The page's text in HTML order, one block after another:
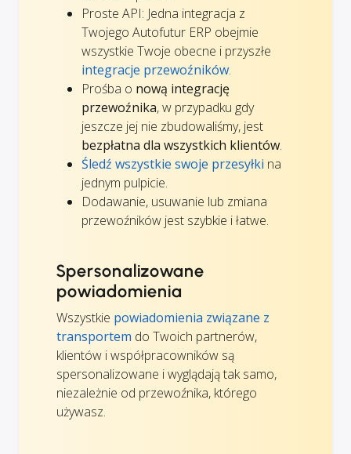
Proste API: Jedna integracja z
Twojego Autofutur ERP obejmie
wszystkie Twoje obecne i przyszłe
integracje przewoźników.
Prośba o nową integrację
przewoźnika, w przypadku gdy
jeszcze jej nie zbudowaliśmy, jest
bezpłatna dla wszystkich klientów.
Śledź wszystkie swoje przesyłki na
jednym pulpicie.
Dodawanie, usuwanie lub zmiana
przewoźników jest szybkie i łatwe.
Spersonalizowane
powiadomienia
Wszystkie powiadomienia związane z
transportem do Twoich partnerów,
klientów i współpracowników są
spersonalizowane i wyglądają tak samo,
niezależnie od przewoźnika, którego
używasz.